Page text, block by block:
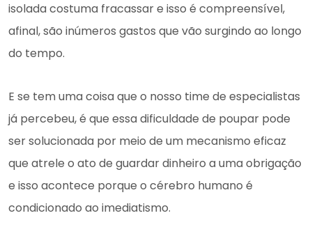
isolada costuma fracassar e isso é compreensível,
afinal, são inúmeros gastos que vão surgindo ao longo
do tempo.
E se tem uma coisa que o nosso time de especialistas
já percebeu, é que essa dificuldade de poupar pode
ser solucionada por meio de um mecanismo eficaz
que atrele o ato de guardar dinheiro a uma obrigação
e isso acontece porque o cérebro humano é
condicionado ao imediatismo.